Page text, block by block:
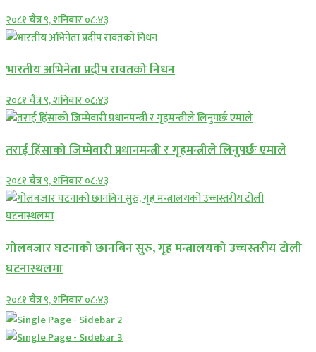
२०८१ चैत्र ९, शनिबार ०८:४३
भारतीय अभिनेता प्रदीप रावतको निधन
२०८१ चैत्र ९, शनिबार ०८:४३
तराई हिंसाको जिम्मेवारी प्रधानमन्त्री र गृहमन्त्रीले लिनुपर्छः एमाले
२०८१ चैत्र ९, शनिबार ०८:४३
गोलबजार घटनाको छानबिन सुरु, गृह मन्त्रालयको उच्चस्तरीय टोली
घटनास्थलमा
२०८१ चैत्र ९, शनिबार ०८:४३